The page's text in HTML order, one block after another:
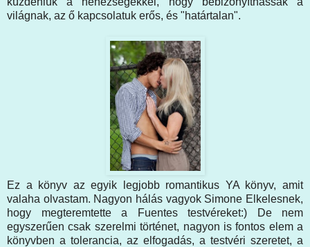
világnak, az ő kapcsolatuk erős, és "határtalan".
Ez a könyv az egyik legjobb romantikus YA könyv, amit
valaha olvastam. Nagyon hálás vagyok Simone Elkelesnek,
hogy megteremtette a Fuentes testvéreket:) De nem
egyszerűen csak szerelmi történet, nagyon is fontos elem a
könyvben a tolerancia, az elfogadás, a testvéri szeretet, a